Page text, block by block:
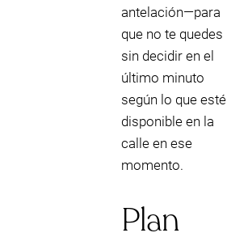
antelación—para
que no te quedes
sin decidir en el
último minuto
según lo que esté
disponible en la
calle en ese
momento.
Plan